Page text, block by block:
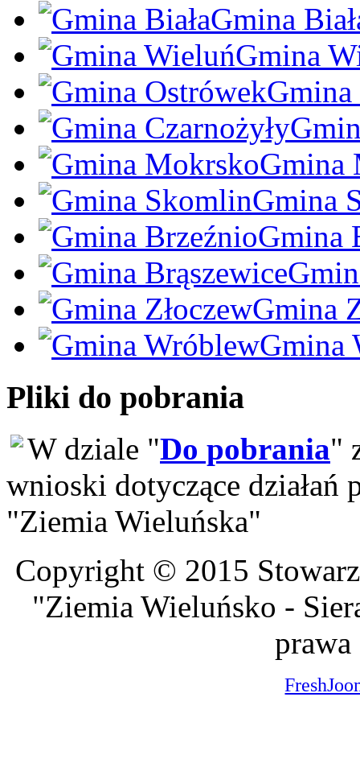
Gmina
Gmina
Gmina
Gmina
Gmina
Gmina
Gmina
Pliki do pobrania
W dziale "Do pobrania"
wnioski dotyczące działań
"Ziemia Wieluńska"
Copyright © 2015
"Ziemia Wieluńsko -
prawa